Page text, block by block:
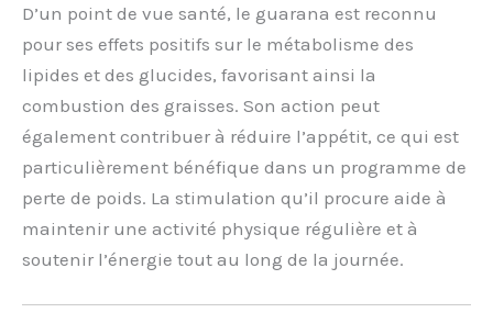
D’un point de vue santé, le guarana est reconnu
pour ses effets positifs sur le métabolisme des
lipides et des glucides, favorisant ainsi la
combustion des graisses. Son action peut
également contribuer à réduire l’appétit, ce qui est
particulièrement bénéfique dans un programme de
perte de poids. La stimulation qu’il procure aide à
maintenir une activité physique régulière et à
soutenir l’énergie tout au long de la journée.